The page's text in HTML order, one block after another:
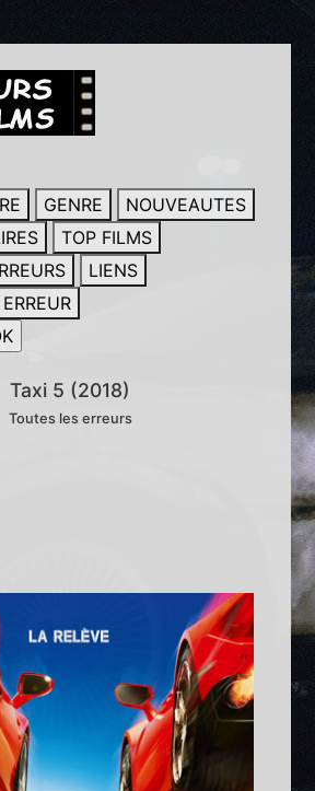
GENRE
NOUVEAUTES
TOP FILMS
LIENS
Taxi 5 (2018)
Toutes les erreurs